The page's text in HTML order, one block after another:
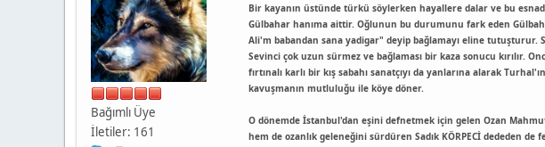
Bağımlı Üye
İletiler: 161
Bir kayanın üstünde türkü söylerken hayallere dalar ve bu
Gülbahar hanıma aittir. Oğlunun bu durumunu fark eden
Ali'm babandan sana yadigar" deyip bağlamayı eline tutuşturur.
Sevinci çok uzun sürmez ve bağlaması bir kaza sonucu kırılır.
fırtınalı karlı bir kış sabahı sanatçıyı da yanlarına alarak
kavuşmanın mutluluğu ile köye döner.
O dönemde İstanbul'dan eşini defnetmek için gelen Ozan
hem de ozanlık geleneğini sürdüren Sadık KÖRPECİ dededen